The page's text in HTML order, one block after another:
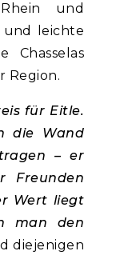
und
und leichte
Chasselas
Region.
für Eitle.
die Wand
– er
Freunden
Wert liegt
man den
diejenigen